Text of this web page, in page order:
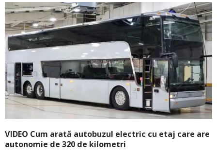
VIDEO Cum arată autobuzul electric cu etaj care are
autonomie de 320 de kilometri